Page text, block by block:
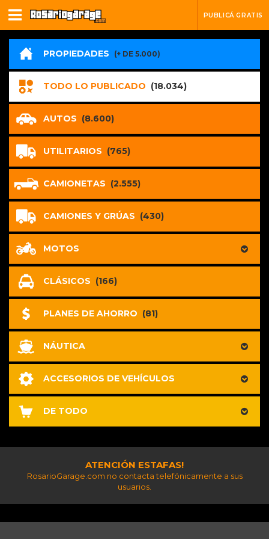
PUBLICÁ GRATIS
PROPIEDADES (+ DE 5.000)
TODO LO PUBLICADO (18.034)
AUTOS (8.600)
UTILITARIOS (765)
CAMIONETAS (2.555)
CAMIONES Y GRÚAS (430)
MOTOS
CLÁSICOS (166)
PLANES DE AHORRO (81)
NÁUTICA
ACCESORIOS DE VEHÍCULOS
DE TODO
ATENCIÓN ESTAFAS!
RosarioGarage.com no contacta telefónicamente a sus
usuarios.